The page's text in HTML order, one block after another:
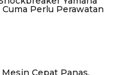
Perlu Perawatan
Cepat Panas,